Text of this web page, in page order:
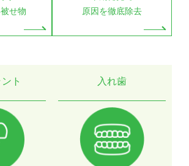
せ物
原因を徹底除去
ト 入れ歯